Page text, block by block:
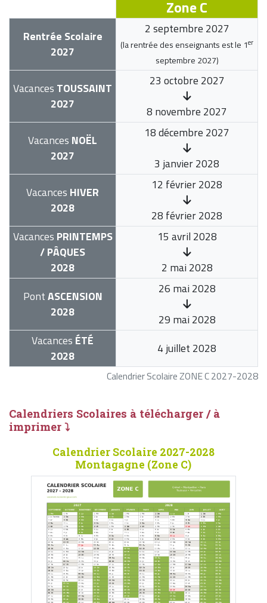
Calendrier Scolaire ZONE C 2027-2028
Zone C
Rentrée Scolaire
2027
2 septembre 2027
(la rentrée des enseignants est le 1er
septembre 2027)
Vacances TOUSSAINT
2027
23 octobre 2027
8 novembre 2027
Vacances NOËL
2027
18 décembre 2027
3 janvier 2028
Vacances HIVER
2028
12 février 2028
28 février 2028
Vacances PRINTEMPS
/ PÂQUES
2028
15 avril 2028
2 mai 2028
PontASCENSION
2028
26 mai 2028
29 mai 2028
Vacances ÉTÉ
2028
4 juillet 2028
Calendriers Scolaires à télécharger / à
imprimer ⤵
Calendrier Scolaire 2027-2028
Montagagne (Zone C)